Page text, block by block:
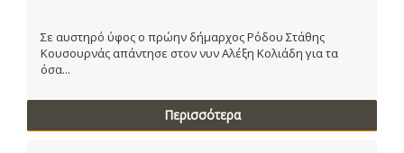
Σε αυστηρό ύφος ο πρώην δήμαρχος Ρόδου Στάθης
Κουσουρνάς απάντησε στον νυν Αλέξη Κολιάδη για τα
όσα...
Περισσότερα